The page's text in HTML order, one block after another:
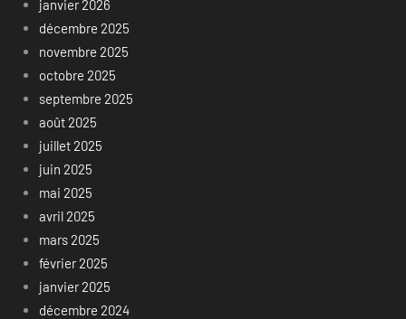
janvier 2026
décembre 2025
novembre 2025
octobre 2025
septembre 2025
août 2025
juillet 2025
juin 2025
mai 2025
avril 2025
mars 2025
février 2025
janvier 2025
décembre 2024